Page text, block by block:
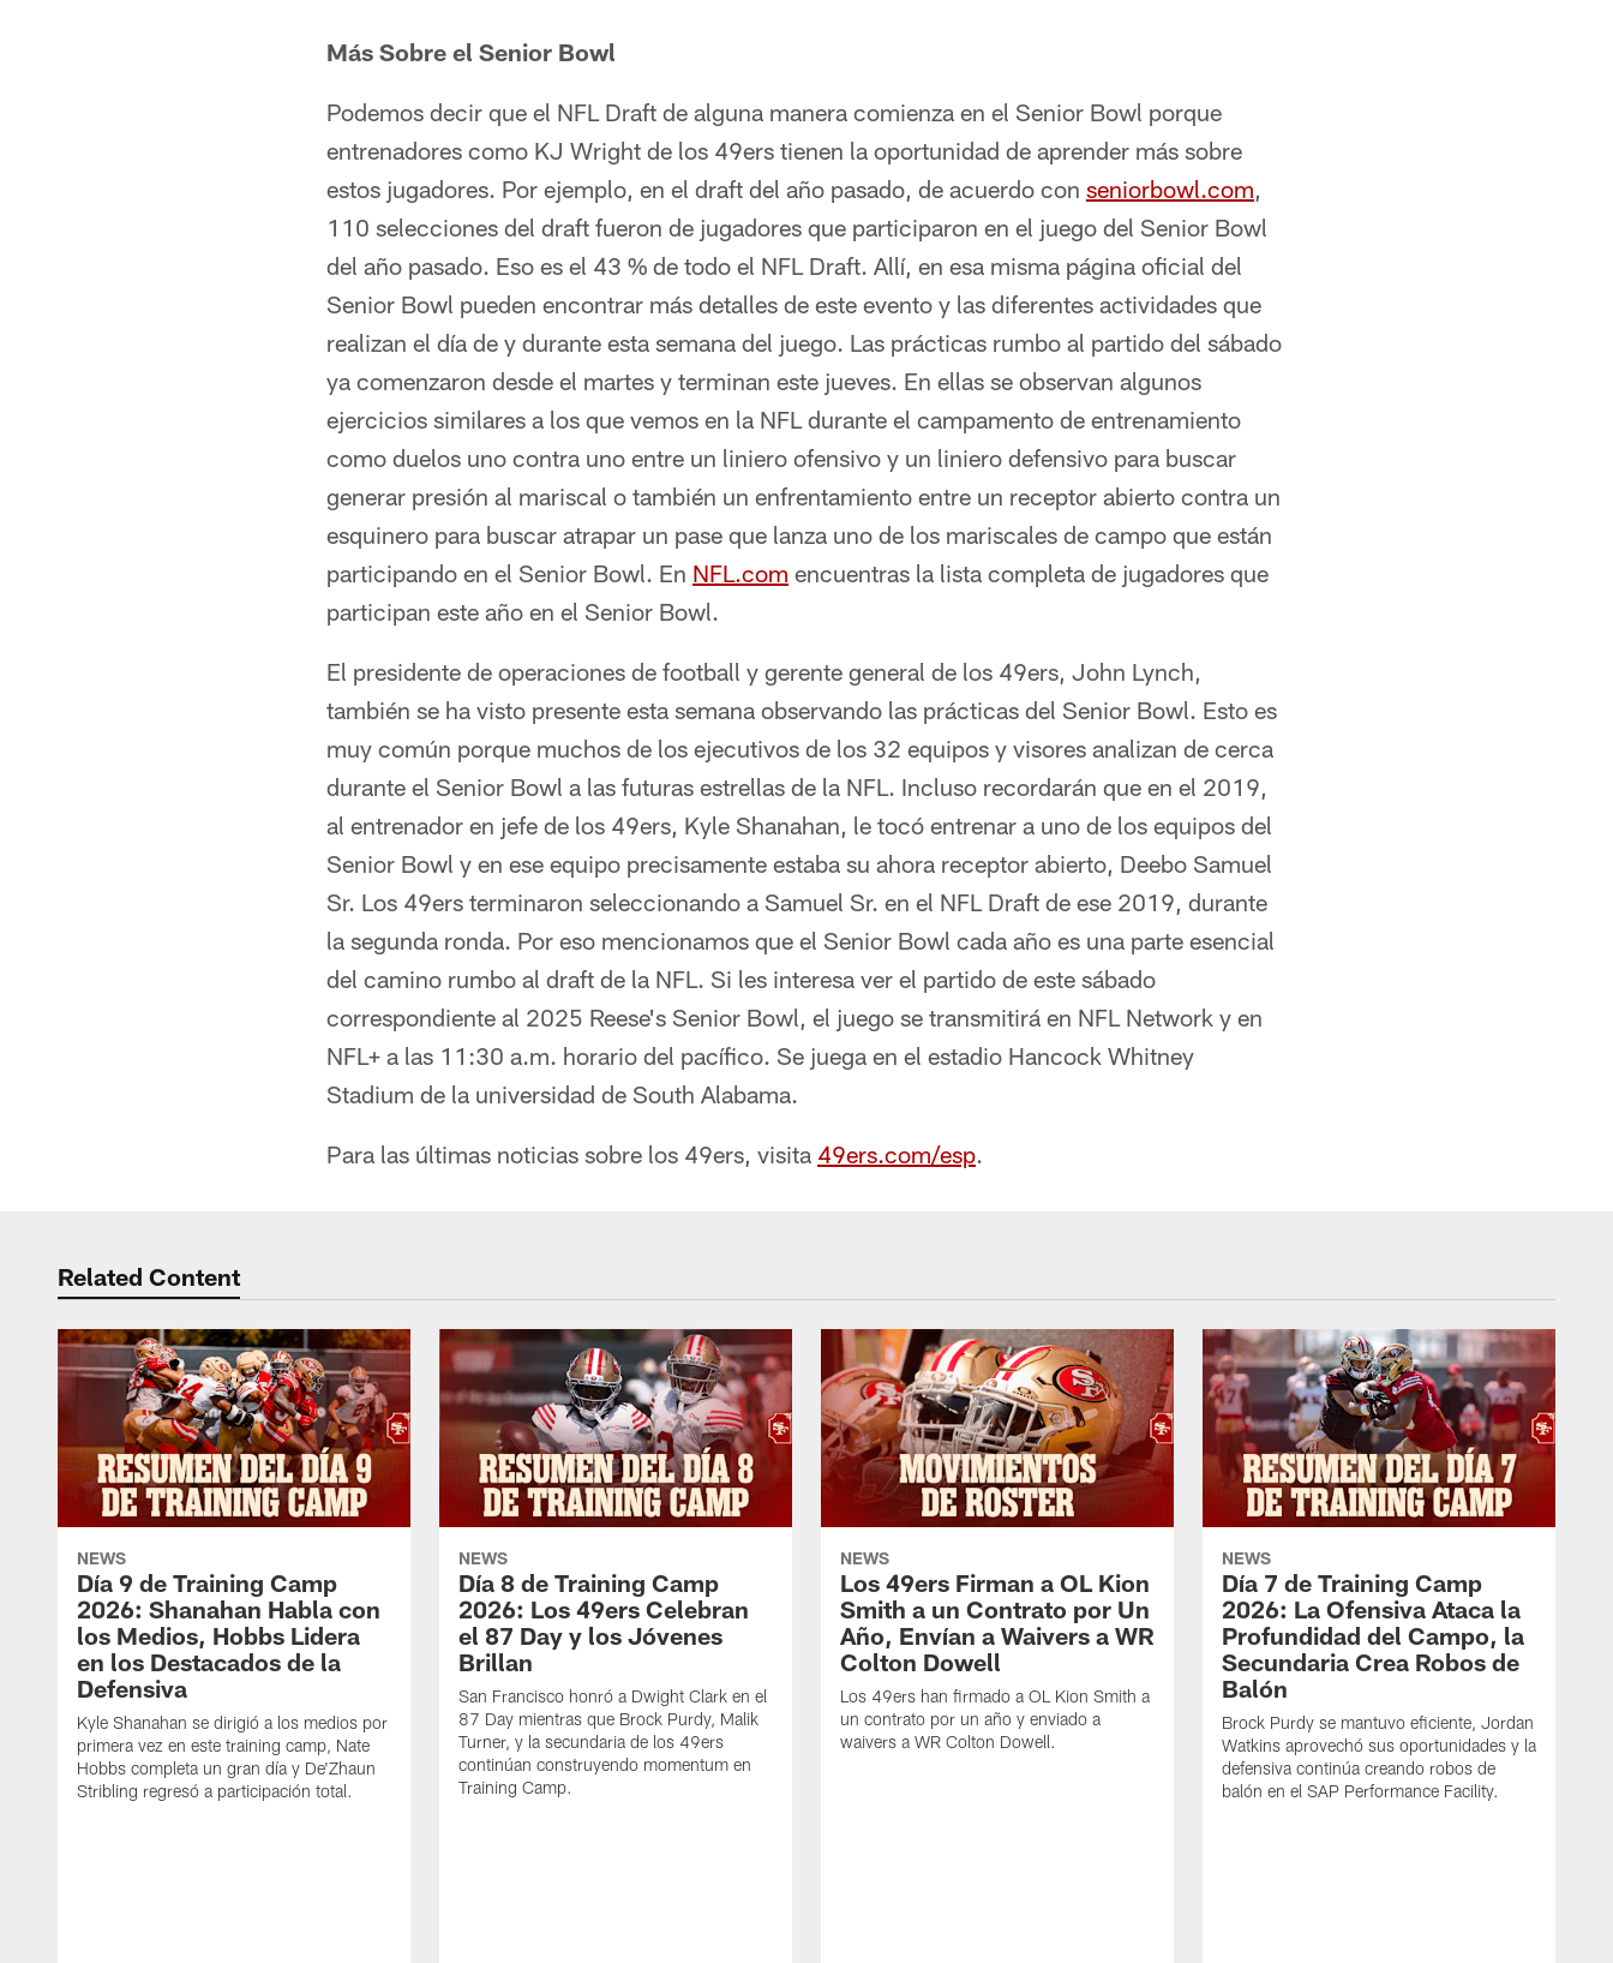
Más Sobre el Senior Bowl
Podemos decir que el NFL Draft de alguna manera comienza en el Senior Bowl porque
entrenadores como KJ Wright de los 49ers tienen la oportunidad de aprender más sobre
estos jugadores. Por ejemplo, en el draft del año pasado, de acuerdo con seniorbowl.com,
110 selecciones del draft fueron de jugadores que participaron en el juego del Senior Bowl
del año pasado. Eso es el 43 % de todo el NFL Draft. Allí, en esa misma página oficial del
Senior Bowl pueden encontrar más detalles de este evento y las diferentes actividades que
realizan el día de y durante esta semana del juego. Las prácticas rumbo al partido del sábado
ya comenzaron desde el martes y terminan este jueves. En ellas se observan algunos
ejercicios similares a los que vemos en la NFL durante el campamento de entrenamiento
como duelos uno contra uno entre un liniero ofensivo y un liniero defensivo para buscar
generar presión al mariscal o también un enfrentamiento entre un receptor abierto contra un
esquinero para buscar atrapar un pase que lanza uno de los mariscales de campo que están
participando en el Senior Bowl. En NFL.com encuentras la lista completa de jugadores que
participan este año en el Senior Bowl.
El presidente de operaciones de football y gerente general de los 49ers, John Lynch,
también se ha visto presente esta semana observando las prácticas del Senior Bowl. Esto es
muy común porque muchos de los ejecutivos de los 32 equipos y visores analizan de cerca
durante el Senior Bowl a las futuras estrellas de la NFL. Incluso recordarán que en el 2019,
al entrenador en jefe de los 49ers, Kyle Shanahan, le tocó entrenar a uno de los equipos del
Senior Bowl y en ese equipo precisamente estaba su ahora receptor abierto, Deebo Samuel
Sr. Los 49ers terminaron seleccionando a Samuel Sr. en el NFL Draft de ese 2019, durante
la segunda ronda. Por eso mencionamos que el Senior Bowl cada año es una parte esencial
del camino rumbo al draft de la NFL. Si les interesa ver el partido de este sábado
correspondiente al 2025 Reese's Senior Bowl, el juego se transmitirá en NFL Network y en
NFL+ a las 11:30 a.m. horario del pacífico. Se juega en el estadio Hancock Whitney
Stadium de la universidad de South Alabama.
Para las últimas noticias sobre los 49ers, visita 49ers.com/esp.
Related Content
NEWS
Día 9 de Training Camp
2026: Shanahan Habla con
los Medios, Hobbs Lidera
en los Destacados de la
Defensiva
Kyle Shanahan se dirigió a los medios por
primera vez en este training camp, Nate
Hobbs completa un gran día y De'Zhaun
Stribling regresó a participación total.
NEWS
Día 8 de Training Camp
2026: Los 49ers Celebran
el 87 Day y los Jóvenes
Brillan
San Francisco honró a Dwight Clark en el
87 Day mientras que Brock Purdy, Malik
Turner, y la secundaria de los 49ers
continúan construyendo momentum en
Training Camp.
NEWS
Los 49ers Firman a OL Kion
Smith a un Contrato por Un
Año, Envían a Waivers a WR
Colton Dowell
Los 49ers han firmado a OL Kion Smith a
un contrato por un año y enviado a
waivers a WR Colton Dowell.
NEWS
Día 7 de Training Camp
2026: La Ofensiva Ataca la
Profundidad del Campo, la
Secundaria Crea Robos de
Balón
Brock Purdy se mantuvo eficiente, Jordan
Watkins aprovechó sus oportunidades y la
defensiva continúa creando robos de
balón en el SAP Performance Facility.